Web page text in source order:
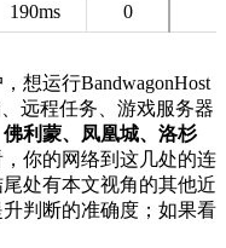
190ms 0
想运行BandwagonHost
远程任务、游戏服务器
利蒙、凤凰城、洛杉
你的网络到这几处的连
处有本文视角的其他近
判断的准确度；如果看